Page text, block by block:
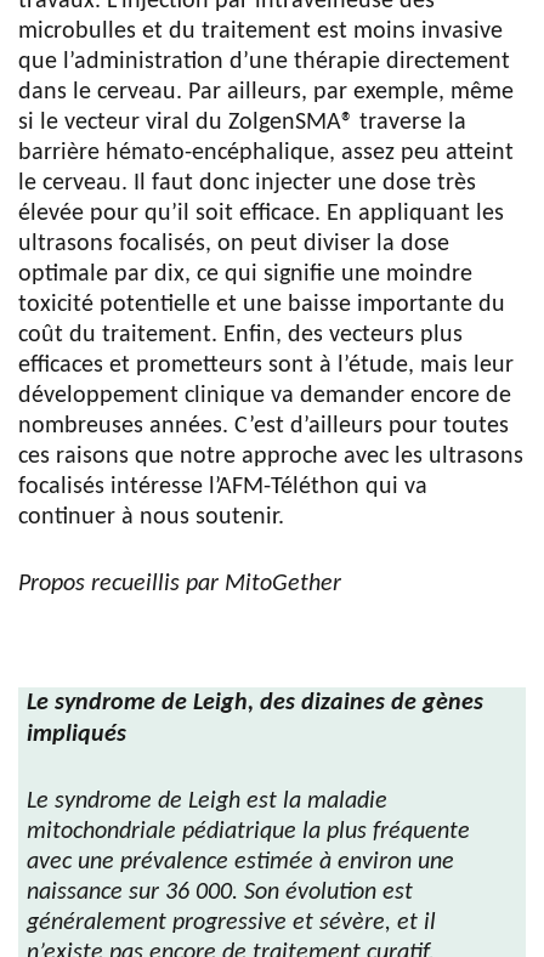
microbulles et du traitement est moins invasive
que l’administration d’une thérapie directement
dans le cerveau. Par ailleurs, par exemple, même
si le vecteur viral du ZolgenSMA® traverse la
barrière hémato-encéphalique, assez peu atteint
le cerveau. Il faut donc injecter une dose très
élevée pour qu’il soit efficace. En appliquant les
ultrasons focalisés, on peut diviser la dose
optimale par dix, ce qui signifie une moindre
toxicité potentielle et une baisse importante du
coût du traitement. Enfin, des vecteurs plus
efficaces et prometteurs sont à l’étude, mais leur
développement clinique va demander encore de
nombreuses années. C’est d’ailleurs pour toutes
ces raisons que notre approche avec les ultrasons
focalisés intéresse l’AFM-Téléthon qui va
continuer à nous soutenir.
Propos recueillis par MitoGether
Le syndrome de Leigh, des dizaines de gènes
impliqués
Le syndrome de Leigh est la maladie
mitochondriale pédiatrique la plus fréquente
avec une prévalence estimée à environ une
naissance sur 36 000. Son évolution est
généralement progressive et sévère, et il